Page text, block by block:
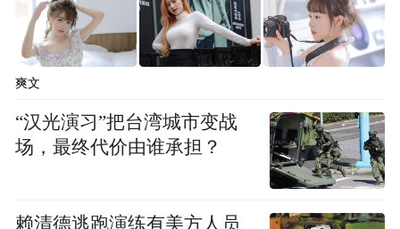
爽文
“汉光演习”把台湾城市变战
场，最终代价由谁承担？
赖清德逃跑演练有美方人员